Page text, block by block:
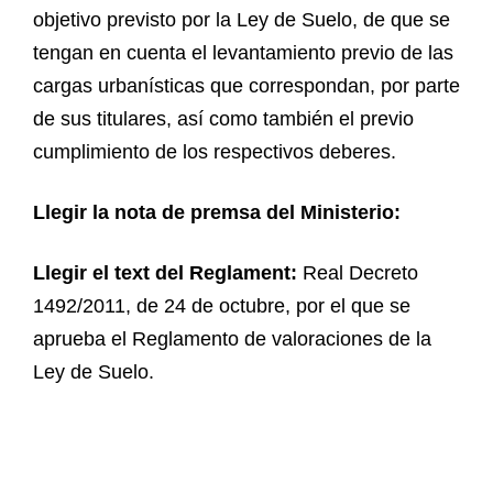
objetivo previsto por la Ley de Suelo, de que se
tengan en cuenta el levantamiento previo de las
cargas urbanísticas que correspondan, por parte
de sus titulares, así como también el previo
cumplimiento de los respectivos deberes.
Llegir la nota de premsa del Ministerio:
Llegir el text del Reglament: Real Decreto
1492/2011, de 24 de octubre, por el que se
aprueba el Reglamento de valoraciones de la
Ley de Suelo.